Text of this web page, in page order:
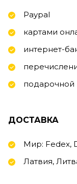
Paypal
картами
интернет-
подарочной
ДОСТАВКА
Мир: Fedex,
Латвия,